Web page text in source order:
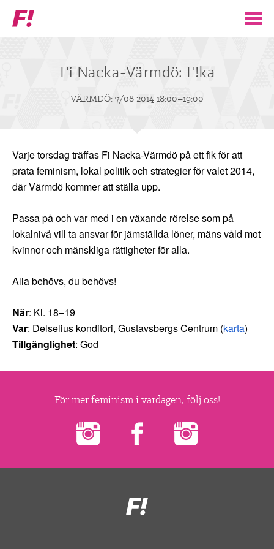
Feministiskt
initiativ
ENGAGERA DIG I F! ▼
PARTILEDARE
OM FI
FÖR MEDLEMMAR
NYHETER
Fi Nacka-Värmdö: F!ka
VÄRMDÖ: 7/08 2014 18:00–19:00
Varje torsdag träffas Fi Nacka-Värmdö på ett fik för att
prata feminism, lokal politik och strategier för valet 2014,
där Värmdö kommer att ställa upp.
Passa på och var med i en växande rörelse som på
lokalnivå vill ta ansvar för jämställda löner, mäns våld mot
kvinnor och mänskliga rättigheter för alla.
Alla behövs, du behövs!
När: Kl. 18–19
Var: Delselius konditori, Gustavsbergs Centrum (karta)
Tillgänglighet: God
För mer feminism i vardagen, följ oss!
Feministiskt
initiativ